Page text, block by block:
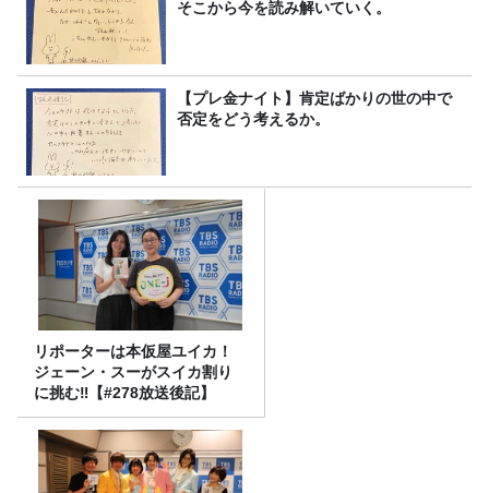
そこから今を読み解いていく。
【プレ金ナイト】肯定ばかりの世の中で
否定をどう考えるか。
リポーターは本仮屋ユイカ！
ジェーン・スーがスイカ割り
に挑む‼【#278放送後記】